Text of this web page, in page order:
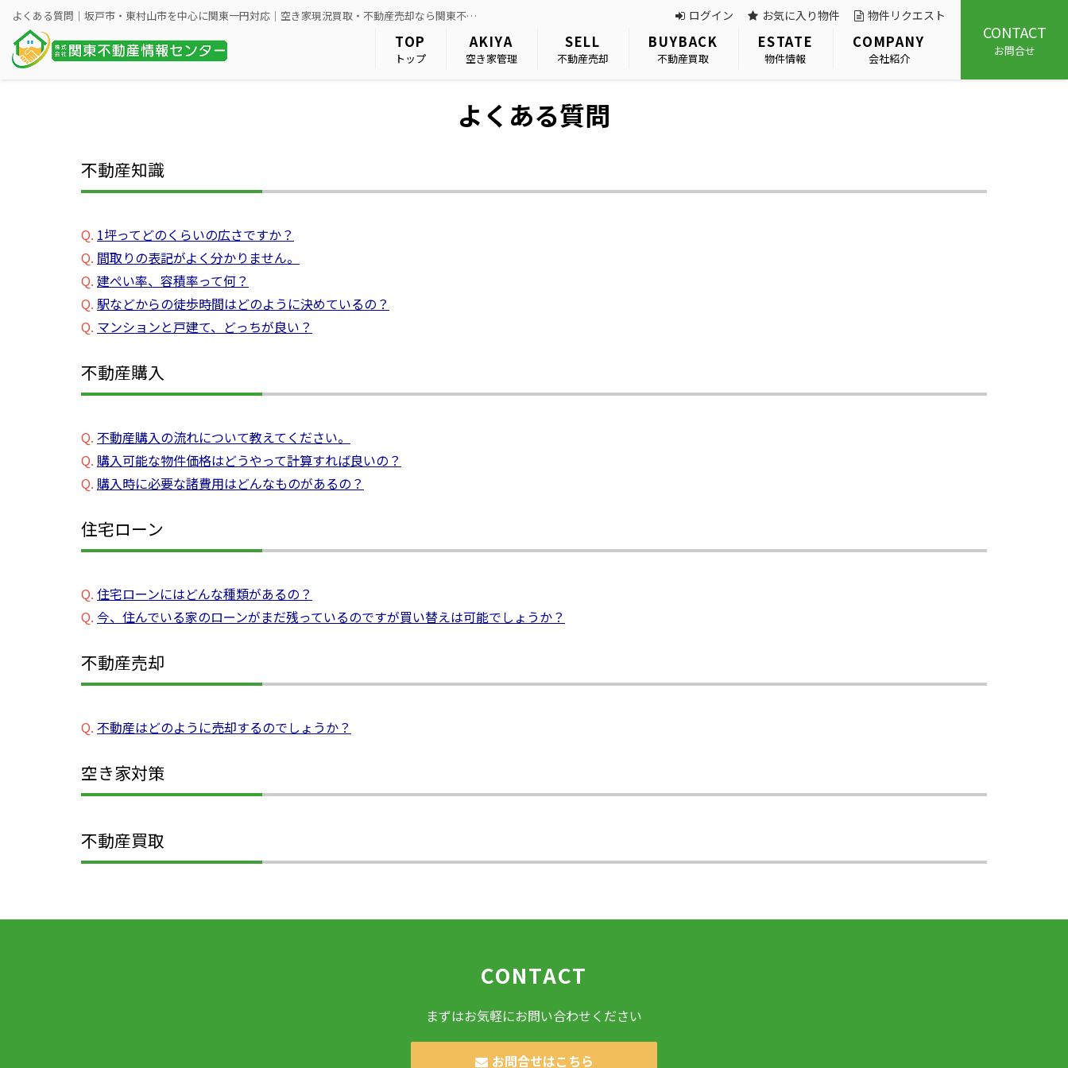
よくある質問｜坂戸市・東村山市を中心に関東一円対応｜空き家現況買取・不動産売却なら関東不動産情報センター ログイン お気に入り物件 物件リクエスト
TOP
トップ
AKIYA
空き家管理
SELL
不動産売却
BUYBACK
不動産買取
ESTATE
物件情報
COMPANY
会社紹介
CONTACT
お問合せ
よくある質問
不動産知識
Q. 1坪ってどのくらいの広さですか？
Q. 間取りの表記がよく分かりません。
Q. 建ぺい率、容積率って何？
Q. 駅などからの徒歩時間はどのように決めているの？
Q. マンションと戸建て、どっちが良い？
不動産購入
Q. 不動産購入の流れについて教えてください。
Q. 購入可能な物件価格はどうやって計算すれば良いの？
Q. 購入時に必要な諸費用はどんなものがあるの？
住宅ローン
Q. 住宅ローンにはどんな種類があるの？
Q. 今、住んでいる家のローンがまだ残っているのですが買い替えは可能でしょうか？
不動産売却
Q. 不動産はどのように売却するのでしょうか？
空き家対策
不動産買取
CONTACT
まずはお気軽にお問い合わせください
お問合せはこちら